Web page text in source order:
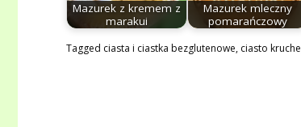
Mazurek z kremem z
marakui
Mazurek mleczny
pomarańczowy
Tagged ciasta i ciastka bezglutenowe, ciasto kruche